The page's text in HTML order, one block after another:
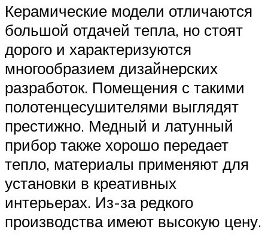
Керамические модели отличаются
большой отдачей тепла, но стоят
дорого и характеризуются
многообразием дизайнерских
разработок. Помещения с такими
полотенцесушителями выглядят
престижно. Медный и латунный
прибор также хорошо передает
тепло, материалы применяют для
установки в креативных
интерьерах. Из-за редкого
производства имеют высокую цену.